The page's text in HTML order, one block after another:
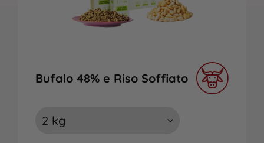
Bufalo 48% e Riso Soffiato